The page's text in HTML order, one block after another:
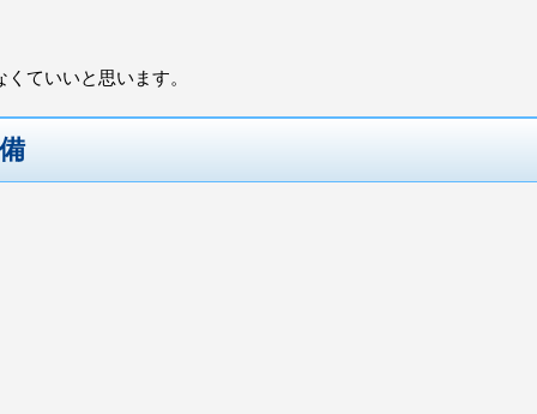
ていいと思います。